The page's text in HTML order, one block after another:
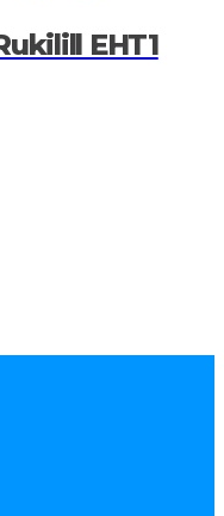
EHT1